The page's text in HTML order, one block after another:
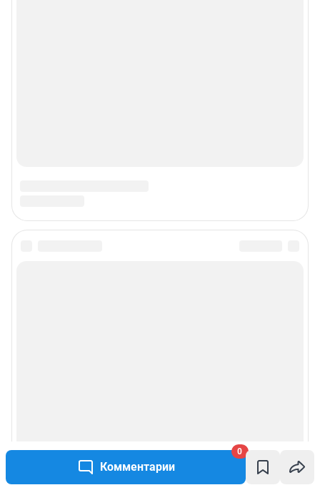
Комментарии
0